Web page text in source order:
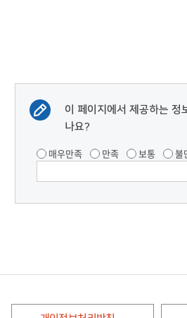
이 페이지에서 제공하는 정
나요?
매우만족 만족 보통 불